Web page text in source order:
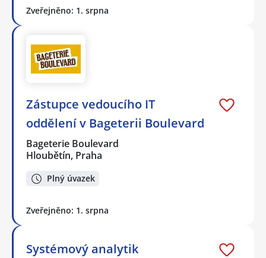
Zveřejněno: 1. srpna
Zástupce vedoucího IT
oddělení v Bageterii Boulevard
Bageterie Boulevard
Hloubětín, Praha
Plný úvazek
Zveřejněno: 1. srpna
Systémový analytik